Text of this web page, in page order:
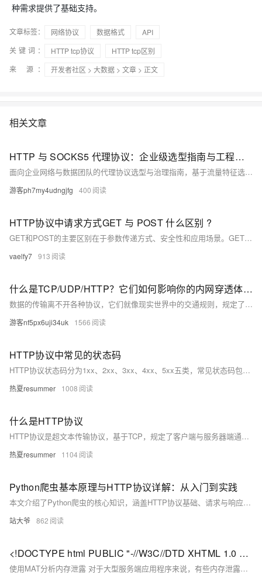
种需求提供了基础支持。
文章标签： 网络协议 数据格式
API
关键词：
HTTP tcp协议
HTTP tcp区别
来 源：
开发者社区 > 大数据 > 文章 > 正文
相关文章
HTTP 与 SOCKS5 代理协议：企业级选型指南与工程化实践
面向企业网络与数据团队的代理协议选型与治理指南，基于流量特征选择HTTP或SOCKS5协议，通过多协议网关统一出站，结合托管网络降低复杂度，实现稳定吞吐、可预测时延与合规落地。
游客ph7my4udngjfg 400
HTTP协议中请求方式GET 与 POST 什么区别 ?
GET和POST的主要区别在于参数传递方式、安全性和应用场景。GET通过URL传递参数，长度受限且安全性较低，适合获取数据；而POST通过请求体传递参数，安全性更高，适合提交数据。
vaelfy7 913
什么是TCP/UDP/HTTP？它们如何影响你的内网穿透体验？
数据的传输离不开各种协议，它们就像现实世界中的交通规则，规定了数据如何打包、寻址、传输和接收。对于使用内网穿透的用户来说，理解TCP、UDP和HTTP这些基础协议的特点，能帮助你更好地理解其性能表现，并选择最适合的配置方案。
游客nf5px6uji34uk 1566
HTTP协议中常见的状态码
HTTP协议状态码分为1xx、2xx、3xx、4xx、5xx五类，常见状态码包括：101（请求已接受）、200（请求成功）、302（重定向）、400（请求错误）、401（未认证）、403（无权限）、404（资源不存在），以及500（服务器错误）、502（网关错误）、503（服务不可用）、504（网关超时）等。
热夏resummer 1008
什么是HTTP协议
HTTP协议是超文本传输协议，基于TCP，规定了客户端与服务器端通信规则，但数据以明文传输，安全性低。HTTPS则通过SSL加密保障数据安全。两者默认端口不同，HTTP为80，HTTPS为443。HTTPS安全性更高，但消耗更多服务器资源。
热夏resummer 1104
Python爬虫基本原理与HTTP协议详解：从入门到实践
本文介绍了Python爬虫的核心知识，涵盖HTTP协议基础、请求与响应流程、常用库（如requests、BeautifulSoup）、反爬应对策略及实战案例（如爬取豆瓣电影Top250），帮助读者系统掌握数据采集技能。
站大爷 862
<!DOCTYPE html PUBLIC "-//W3C//DTD XHTML 1.0 Transitional//EN" "http://www.w3.org/TR/xhtml1/DTD/xhtml1-strict.dtd"> <html><head><meta http-equiv="Cont
使用MAT分析内存泄露 对于大型服务端应用程序来说，有些内存泄露问题很难在测试阶段发现，此时就需要分析JVM Heap Dump文件来找出问题。